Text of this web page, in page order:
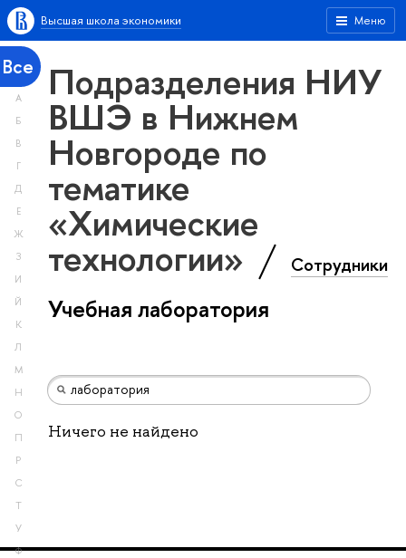
Меню
Высшая школа экономики
Все
А
Б
В
Г
Д
Е
Ж
З
И
Й
К
Л
М
Н
О
П
Р
С
Т
У
Ф
Подразделения НИУ
ВШЭ в Нижнем
Новгороде по
тематике
«Химические
технологии» Сотрудники
Учебная лаборатория
Ничего не найдено